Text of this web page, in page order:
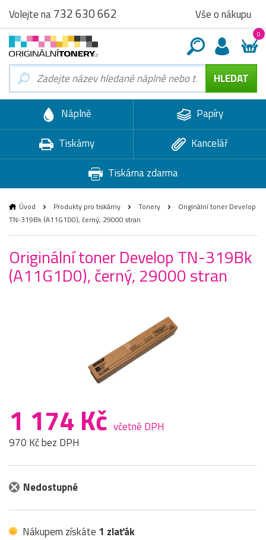
Volejte na732 630 662 Vše o nákupu
0
Náplně
Papíry
Tiskárny
Kancelář
Tiskárna zdarma
Úvod Produkty pro tiskárny Tonery
Originální toner Develop
TN-319Bk (A11G1D0), černý, 29000 stran
Originální toner Develop TN-319Bk
(A11G1D0), černý, 29000 stran
1 174 Kč včetně DPH
970 Kč bez DPH
Nedostupné
Nákupem získáte 1 zlaťák